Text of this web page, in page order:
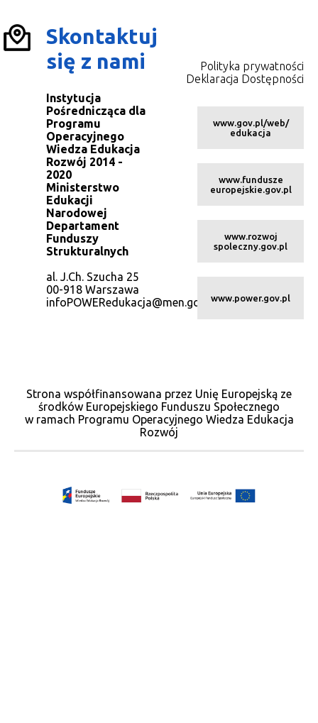
Skontaktuj
się z nami
Instytucja
Pośrednicząca dla
Programu
Operacyjnego
Wiedza Edukacja
Rozwój 2014 -
2020
Ministerstwo
Edukacji
Narodowej
Departament
Funduszy
Strukturalnych
al. J.Ch. Szucha 25
00-918 Warszawa
infoPOWERedukacja@men.gov.pl
Polityka prywatności
Deklaracja Dostępności
www.gov.pl/web/
edukacja
www.fundusze
europejskie.gov.pl
www.rozwoj
spoleczny.gov.pl
www.power.gov.pl
Strona współfinansowana przez Unię Europejską ze
środków Europejskiego Funduszu Społecznego
w ramach Programu Operacyjnego Wiedza Edukacja
Rozwój